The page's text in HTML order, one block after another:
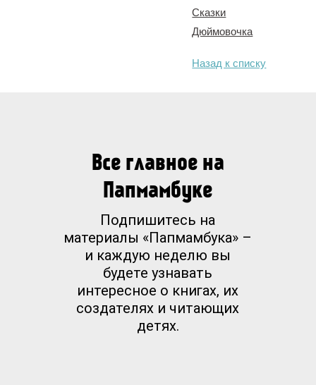
Сказки
Дюймовочка
Назад к списку
Все главное на
Папмамбуке
Подпишитесь на
материалы «Папмамбука» –
и каждую неделю вы
будете узнавать
интересное о книгах, их
создателях и читающих
детях.